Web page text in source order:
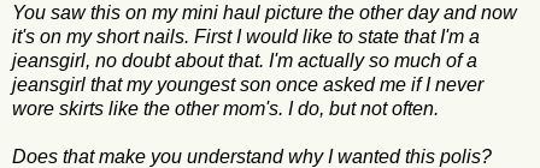
You saw this on my mini haul picture the other day and now
it's on my short nails. First I would like to state that I'm a
jeansgirl, no doubt about that. I'm actually so much of a
jeansgirl that my youngest son once asked me if I never
wore skirts like the other mom's. I do, but not often.
Does that make you understand why I wanted this polis?